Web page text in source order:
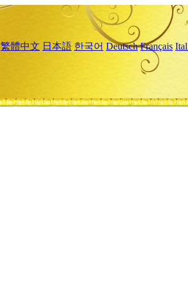
繁體中文 日本語 한국어 Deutsch Français